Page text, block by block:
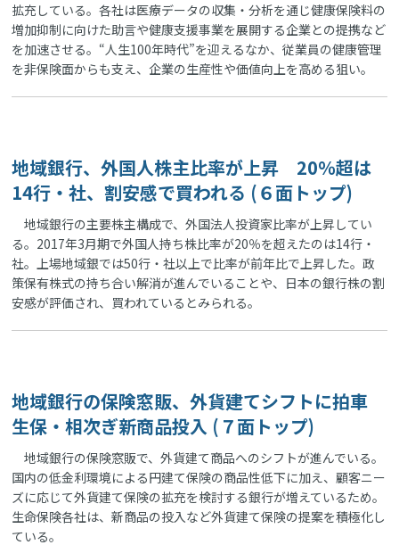
拡充している。各社は医療データの収集・分析を通じ健康保険料の
増加抑制に向けた助言や健康支援事業を展開する企業との提携など
を加速させる。“人生100年時代”を迎えるなか、従業員の健康管理
を非保険面からも支え、企業の生産性や価値向上を高める狙い。
地域銀行、外国人株主比率が上昇 20％超は
14行・社、割安感で買われる (６面トップ)
地域銀行の主要株主構成で、外国法人投資家比率が上昇してい
る。2017年3月期で外国人持ち株比率が20％を超えたのは14行・
社。上場地域銀では50行・社以上で比率が前年比で上昇した。政
策保有株式の持ち合い解消が進んでいることや、日本の銀行株の割
安感が評価され、買われているとみられる。
地域銀行の保険窓販、外貨建てシフトに拍車
生保・相次ぎ新商品投入 (７面トップ)
地域銀行の保険窓販で、外貨建て商品へのシフトが進んでいる。
国内の低金利環境による円建て保険の商品性低下に加え、顧客ニー
ズに応じて外貨建て保険の拡充を検討する銀行が増えているため。
生命保険各社は、新商品の投入など外貨建て保険の提案を積極化し
ている。